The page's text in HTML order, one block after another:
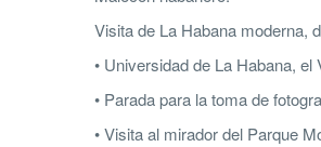
Visita de La Habana moderna,
• Universidad de La Habana,
• Parada para la toma de
• Visita al mirador del Parque